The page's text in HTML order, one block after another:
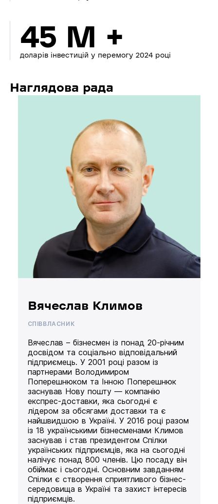
45 M +
доларів інвестицій у перемогу 2024 році
Наглядова рада
Вячеслав Климов
СПІВВЛАСНИК
Вячеслав – бізнесмен із понад 20-річним
досвідом та соціально відповідальний
підприємець. У 2001 році разом із
партнерами Володимиром
Поперешнюком та Інною Поперешнюк
заснував Нову пошту — компанію
експрес-доставки, яка сьогодні є
лідером за обсягами доставки та є
найшвидшою в Україні. У 2016 році разом
із 18 українськими бізнесменами Климов
заснував і став президентом Спілки
українських підприємців, яка на сьогодні
налічує понад 800 членів. Цю посаду він
обіймає і сьогодні. Основним завданням
Спілки є створення сприятливого бізнес-
середовища в Україні та захист інтересів
підприємців.